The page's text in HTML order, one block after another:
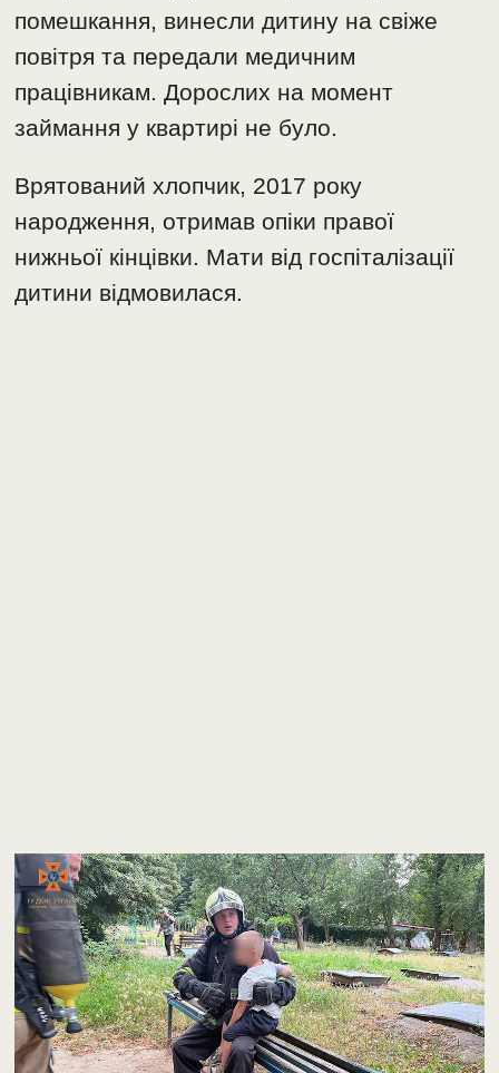
помешкання, винесли дитину на свіже
повітря та передали медичним
працівникам. Дорослих на момент
займання у квартирі не було.
Врятований хлопчик, 2017 року
народження, отримав опіки правої
нижньої кінцівки. Мати від госпіталізації
дитини відмовилася.